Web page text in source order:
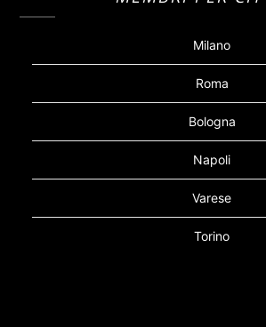
Milano
Roma
Bologna
Napoli
Varese
Torino